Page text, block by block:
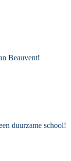
Beauvent!
duurzame school!